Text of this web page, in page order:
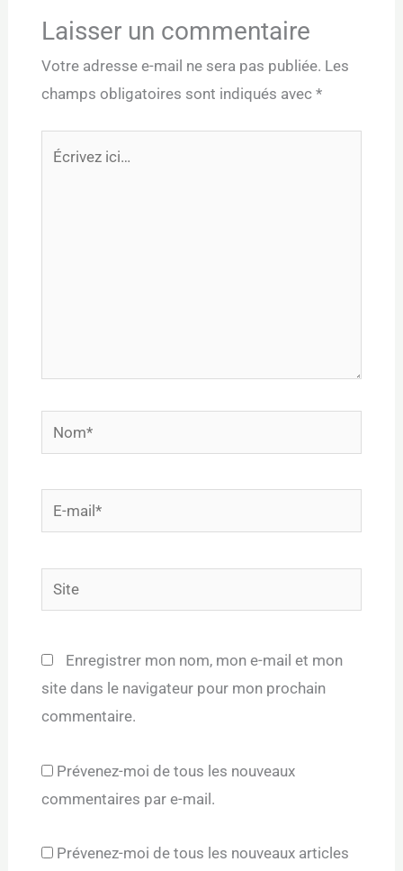
Laisser un commentaire
Votre adresse e-mail ne sera pas publiée. Les
champs obligatoires sont indiqués avec *
Nom*
mail*
Site
Enregistrer mon nom, mon e-mail et mon
site dans le navigateur pour mon prochain
commentaire.
Prévenez-moi de tous les nouveaux
commentaires par e-mail.
Prévenez-moi de tous les nouveaux articles